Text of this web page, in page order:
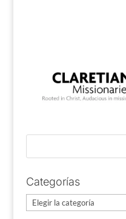
Categorías
Categorías